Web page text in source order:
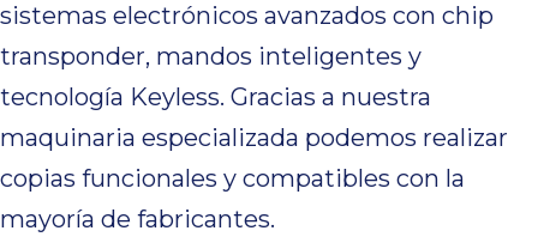
sistemas electrónicos avanzados con chip
transponder, mandos inteligentes y
tecnología Keyless. Gracias a nuestra
maquinaria especializada podemos realizar
copias funcionales y compatibles con la
mayoría de fabricantes.